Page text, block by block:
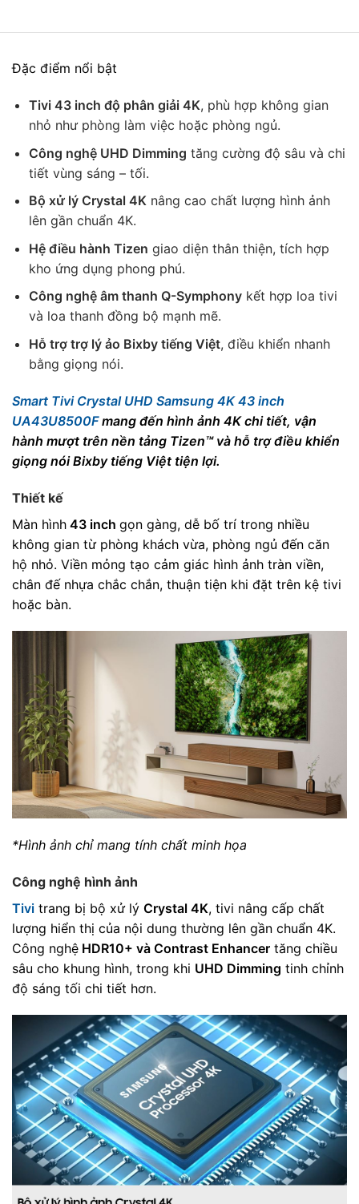
Đặc điểm nổi bật
Tivi 43 inch độ phân giải 4K, phù hợp không gian
nhỏ như phòng làm việc hoặc phòng ngủ.
Công nghệ UHD Dimming tăng cường độ sâu và chi
tiết vùng sáng – tối.
Bộ xử lý Crystal 4Knâng cao chất lượng hình ảnh
lên gần chuẩn 4K.
Hệ điều hành Tizen giao diện thân thiện, tích hợp
kho ứng dụng phong phú.
Công nghệ âm thanh Q-Symphonykết hợp loa tivi
và loa thanh đồng bộ mạnh mẽ.
Hỗ trợ trợ lý ảo Bixby tiếng Việt, điều khiển nhanh
bằng giọng nói.
Smart Tivi Crystal UHD Samsung 4K 43 inch
UA43U8500Fmang đến hình ảnh 4K chi tiết, vận
hành mượt trên nền tảng Tizen™ và hỗ trợ điều khiển
giọng nói Bixby tiếng Việt tiện lợi.
Thiết kế
Màn hình 43 inch gọn gàng, dễ bố trí trong nhiều
không gian từ phòng khách vừa, phòng ngủ đến căn
hộ nhỏ. Viền mỏng tạo cảm giác hình ảnh tràn viền,
chân đế nhựa chắc chắn, thuận tiện khi đặt trên kệ tivi
hoặc bàn.
*Hình ảnh chỉ mang tính chất minh họa
Công nghệ hình ảnh
Tivi trang bị bộ xử lý Crystal 4K, tivi nâng cấp chất
lượng hiển thị của nội dung thường lên gần chuẩn 4K.
Công nghệ HDR10+ và Contrast Enhancer tăng chiều
sâu cho khung hình, trong khi UHD Dimming tinh chỉnh
độ sáng tối chi tiết hơn.